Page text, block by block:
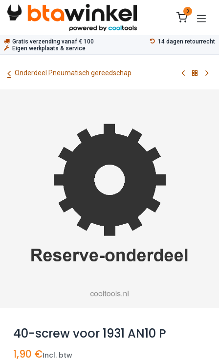
Overslaan naar inhoud
0
Gratis verzending vanaf € 100
14 dagen retourrecht
Eigen werkplaats & service
Onderdeel Pneumatisch gereedschap
40-screw voor 1931 AN10 P
1,90 €Incl. btw